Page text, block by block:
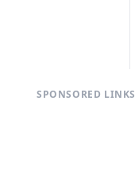
SPONSORED LINKS